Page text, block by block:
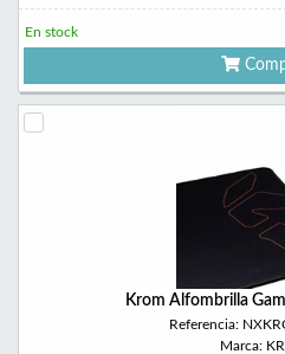
En stock
Krom Alfombrilla
Referencia:
Marca: